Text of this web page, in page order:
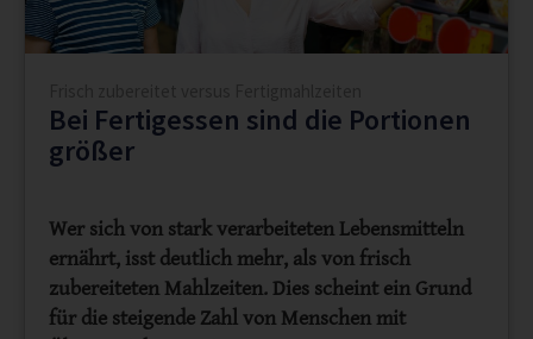
Bei Fertigessen sind die Portionen
größer
Wer sich von stark verarbeiteten Lebensmitteln
ernährt, isst deutlich mehr, als von frisch
zubereiteten Mahlzeiten. Dies scheint ein Grund
für die steigende Zahl von Menschen mit